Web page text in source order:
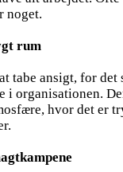
noget.
rum
tabe ansigt, for
i organisationen.
hvor det er